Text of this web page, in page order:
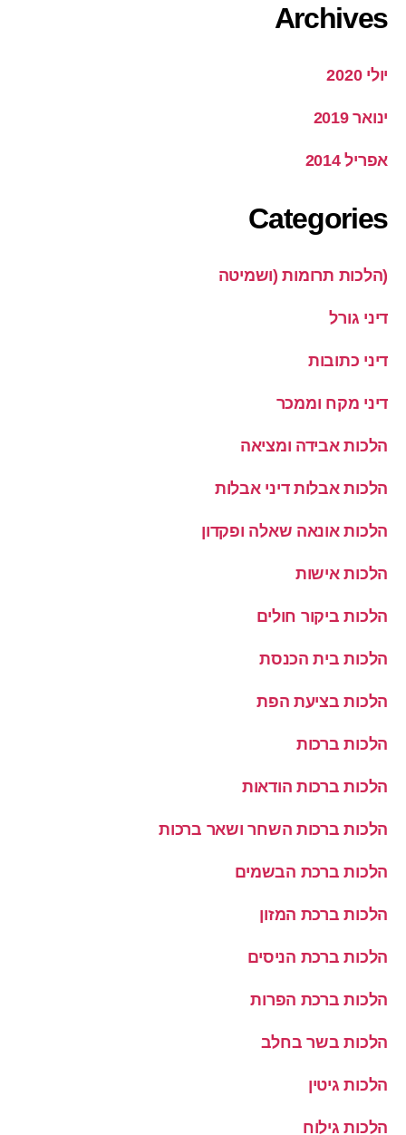
Archives
יולי 2020
ינואר 2019
אפריל 2014
Categories
(הלכות תרומות (ושמיטה
דיני גורל
דיני כתובות
דיני מקח וממכר
הלכות אבידה ומציאה
הלכות אבלות דיני אבלות
הלכות אונאה שאלה ופקדון
הלכות אישות
הלכות ביקור חולים
הלכות בית הכנסת
הלכות בציעת הפת
הלכות ברכות
הלכות ברכות הודאות
הלכות ברכות השחר ושאר ברכות
הלכות ברכת הבשמים
הלכות ברכת המזון
הלכות ברכת הניסים
הלכות ברכת הפרות
הלכות בשר בחלב
הלכות גיטין
הלכות גילוח